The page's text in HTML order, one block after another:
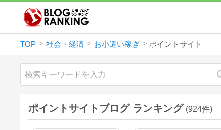
TOP 社会・経済 お小遣い稼ぎ ポイントサイト
ポイントサイトブログ ランキング (924件)